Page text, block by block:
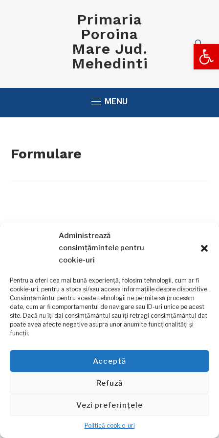
Administrează
consimțămintele pentru
cookie-uri
Pentru a oferi cea mai bună experiență, folosim tehnologii, cum ar fi
cookie-uri, pentru a stoca și/sau accesa informațiile despre dispozitive.
Consimțământul pentru aceste tehnologii ne permite să procesăm
date, cum ar fi comportamentul de navigare sau ID-uri unice pe acest
site. Dacă nu îți dai consimțământul sau îți retragi consimțământul dat
poate avea afecte negative asupra unor anumite funcționalități și
funcții.
Acceptă
Refuză
Vezi preferințele
Politică cookie-uri
Primaria
Poroina
Mare Jud.
Mehedinti
MENU
Formulare
Anunturi de interes public
informatii de interes public
Designed byWPZOOM